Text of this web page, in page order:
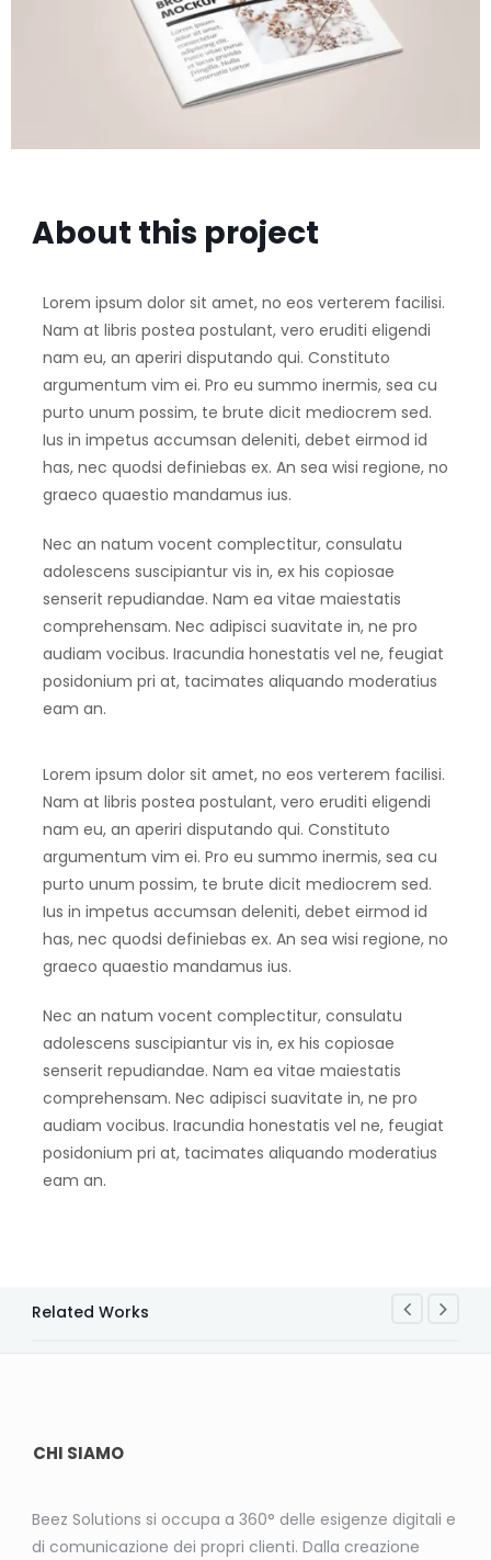
About this project
Lorem ipsum dolor sit amet, no eos verterem facilisi.
Nam at libris postea postulant, vero eruditi eligendi
nam eu, an aperiri disputando qui. Constituto
argumentum vim ei. Pro eu summo inermis, sea cu
purto unum possim, te brute dicit mediocrem sed.
Ius in impetus accumsan deleniti, debet eirmod id
has, nec quodsi definiebas ex. An sea wisi regione, no
graeco quaestio mandamus ius.
Nec an natum vocent complectitur, consulatu
adolescens suscipiantur vis in, ex his copiosae
senserit repudiandae. Nam ea vitae maiestatis
comprehensam. Nec adipisci suavitate in, ne pro
audiam vocibus. Iracundia honestatis vel ne, feugiat
posidonium pri at, tacimates aliquando moderatius
eam an.
Lorem ipsum dolor sit amet, no eos verterem facilisi.
Nam at libris postea postulant, vero eruditi eligendi
nam eu, an aperiri disputando qui. Constituto
argumentum vim ei. Pro eu summo inermis, sea cu
purto unum possim, te brute dicit mediocrem sed.
Ius in impetus accumsan deleniti, debet eirmod id
has, nec quodsi definiebas ex. An sea wisi regione, no
graeco quaestio mandamus ius.
Nec an natum vocent complectitur, consulatu
adolescens suscipiantur vis in, ex his copiosae
senserit repudiandae. Nam ea vitae maiestatis
comprehensam. Nec adipisci suavitate in, ne pro
audiam vocibus. Iracundia honestatis vel ne, feugiat
posidonium pri at, tacimates aliquando moderatius
eam an.
Related Works
CHI SIAMO
Beez Solutions si occupa a 360° delle esigenze digitali e
di comunicazione dei propri clienti. Dalla creazione